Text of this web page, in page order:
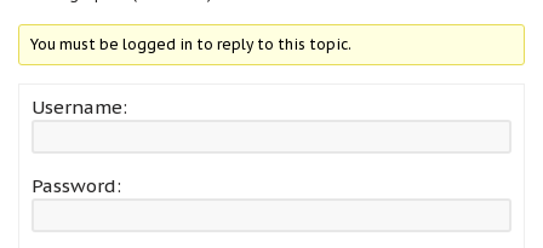
You must be logged in to reply to this topic.
Username:
Password: